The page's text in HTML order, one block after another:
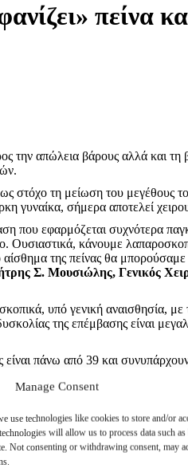
Manage Consent
use technologies like cookies to store and/or
will allow us to process data such
Not consenting or withdrawing consent, may
πείνα
την απώλεια βάρους αλλά και τη
στόχο τη μείωση του
γυναίκα, σήμερα αποτελεί
που εφαρμόζεται συχνότερα
Ουσιαστικά, κάνουμε
της πείνας θα
Σ. Μουσιώλης, Γενικός
υπό γενική αναισθησία, με
της επέμβασης είναι
πάνω από 39 και
σε άτομα που θέλουν
να τρώνε γλυκά, ενώ
ημερών, χωρίς
υδαρείς και μαλακές τροφές,
να καταναλώνει
δεδομένα.